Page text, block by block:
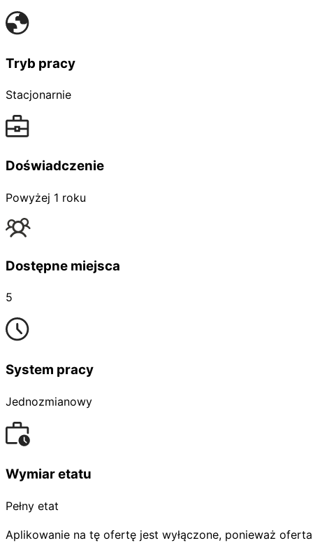
Tryb pracy
Stacjonarnie
Doświadczenie
Powyżej 1 roku
Dostępne miejsca
5
System pracy
Jednozmianowy
Wymiar etatu
Pełny etat
Aplikowanie na tę ofertę jest wyłączone, ponieważ oferta